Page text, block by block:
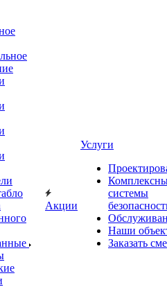
Акции
Услуги
системы
Наши
Заказать